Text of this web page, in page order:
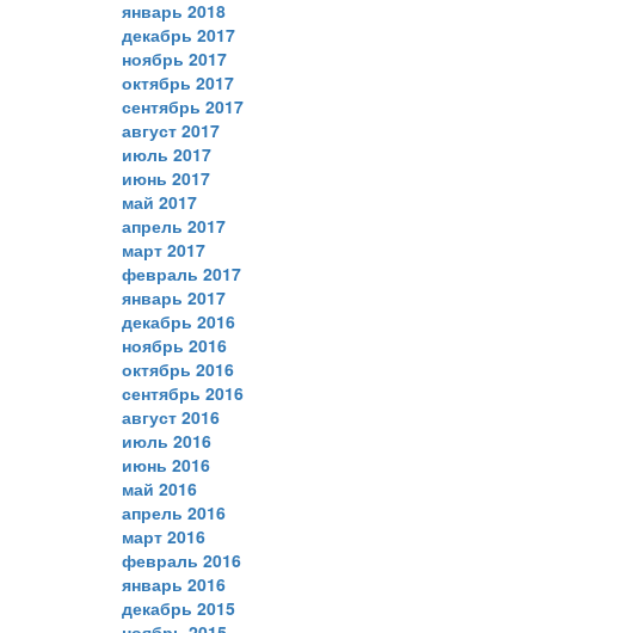
январь 2018
декабрь 2017
ноябрь 2017
октябрь 2017
сентябрь 2017
август 2017
июль 2017
июнь 2017
май 2017
апрель 2017
март 2017
февраль 2017
январь 2017
декабрь 2016
ноябрь 2016
октябрь 2016
сентябрь 2016
август 2016
июль 2016
июнь 2016
май 2016
апрель 2016
март 2016
февраль 2016
январь 2016
декабрь 2015